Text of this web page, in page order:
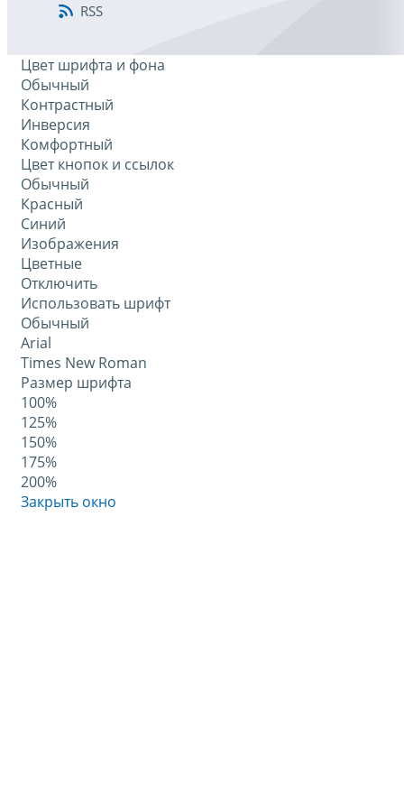
RSS
Цвет шрифта и фона
Обычный
Контрастный
Инверсия
Комфортный
Цвет кнопок и ссылок
Обычный
Красный
Синий
Изображения
Цветные
Отключить
Использовать шрифт
Обычный
Arial
Times New Roman
Размер шрифта
100%
125%
150%
175%
200%
Закрыть окно